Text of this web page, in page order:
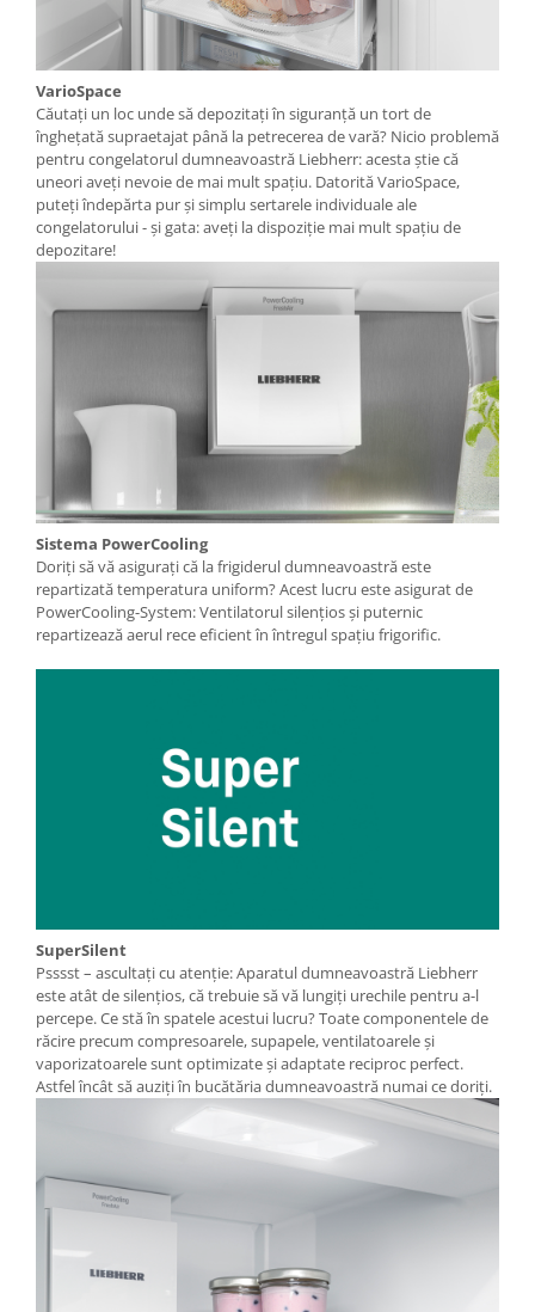
VarioSpace
Căutați un loc unde să depozitați în siguranță un tort de
înghețată supraetajat până la petrecerea de vară? Nicio problemă
pentru congelatorul dumneavoastră Liebherr: acesta știe că
uneori aveți nevoie de mai mult spațiu. Datorită VarioSpace,
puteți îndepărta pur și simplu sertarele individuale ale
congelatorului - și gata: aveți la dispoziție mai mult spațiu de
depozitare!
Sistema PowerCooling
Doriţi să vă asiguraţi că la frigiderul dumneavoastră este
repartizată temperatura uniform? Acest lucru este asigurat de
PowerCooling-System: Ventilatorul silenţios şi puternic
repartizează aerul rece eficient în întregul spaţiu frigorific.
SuperSilent
Psssst – ascultaţi cu atenţie: Aparatul dumneavoastră Liebherr
este atât de silenţios, că trebuie să vă lungiţi urechile pentru a-l
percepe. Ce stă în spatele acestui lucru? Toate componentele de
răcire precum compresoarele, supapele, ventilatoarele şi
vaporizatoarele sunt optimizate şi adaptate reciproc perfect.
Astfel încât să auziţi în bucătăria dumneavoastră numai ce doriţi.